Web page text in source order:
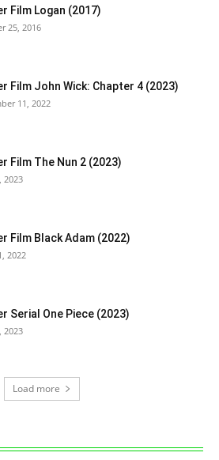
Film Logan (2017)
25, 2016
Film John Wick: Chapter 4 (2023)
11, 2022
Film The Nun 2 (2023)
2023
Film Black Adam (2022)
2022
Serial One Piece (2023)
2023
Load more